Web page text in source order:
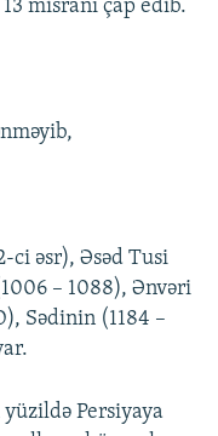
misranı çap edib.
ci əsr), Əsəd Tusi
– 1088), Ənvəri
Sədinin (1184 –
Persiyaya